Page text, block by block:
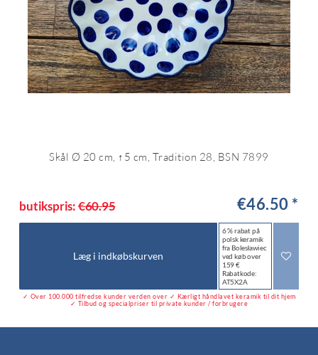
Skål Ø 20 cm, ↑5 cm, Tradition 28, BSN 7899
butikspris:€60.95 €46.50 *
Læg i indkøbskurven
6 % rabat på
polsk keramik
fra Bolesławiec
ved køb over
159 €
Rabatkode:
AT5X2A
✓ Over 100.000 tilfredse kunder verden over ✓ Kærligt håndlavet keramik til dit hjem
✓ Tilbud og specialpriser til private kunder / forbrugere